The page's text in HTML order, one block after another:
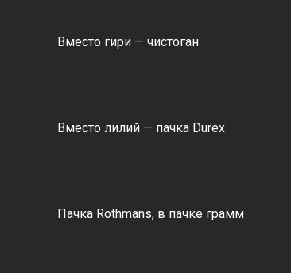
Вместо гири — чистоган
Вместо лилий — пачка Durex
Пачка Rothmans, в пачке грамм